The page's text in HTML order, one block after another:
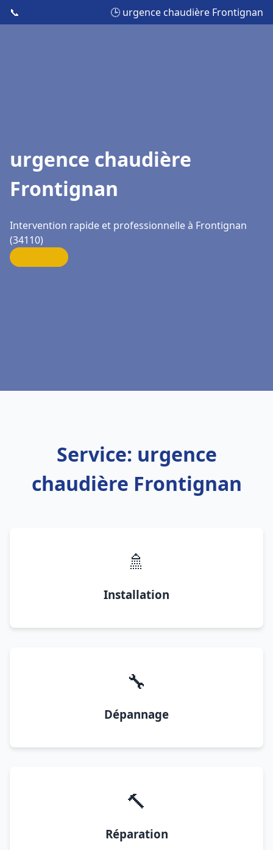
📞 🕒 urgence chaudière Frontignan
urgence chaudière
Frontignan
Intervention rapide et professionnelle à Frontignan
(34110)
Service: urgence
chaudière Frontignan
🚿
Installation
🔧
Dépannage
🔨
Réparation